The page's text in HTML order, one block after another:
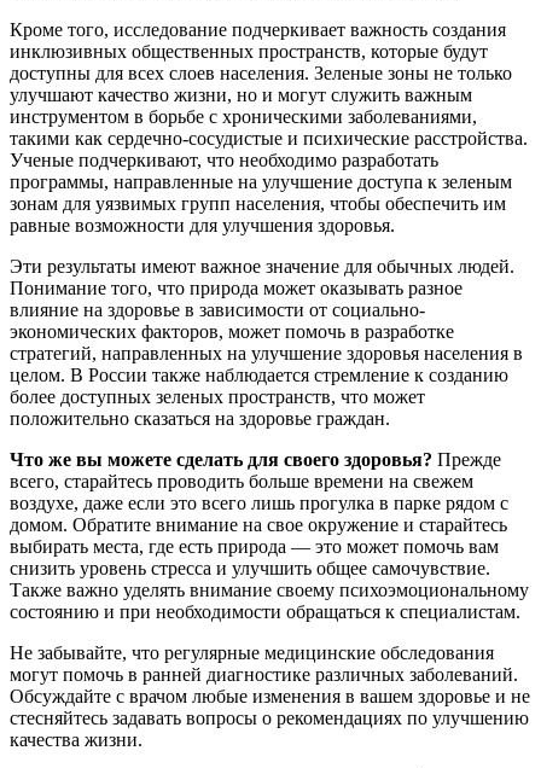
Кроме того, исследование подчеркивает важность создания
инклюзивных общественных пространств, которые будут
доступны для всех слоев населения. Зеленые зоны не только
улучшают качество жизни, но и могут служить важным
инструментом в борьбе с хроническими заболеваниями,
такими как сердечно-сосудистые и психические расстройства.
Ученые подчеркивают, что необходимо разработать
программы, направленные на улучшение доступа к зеленым
зонам для уязвимых групп населения, чтобы обеспечить им
равные возможности для улучшения здоровья.
Эти результаты имеют важное значение для обычных людей.
Понимание того, что природа может оказывать разное
влияние на здоровье в зависимости от социально-
экономических факторов, может помочь в разработке
стратегий, направленных на улучшение здоровья населения в
целом. В России также наблюдается стремление к созданию
более доступных зеленых пространств, что может
положительно сказаться на здоровье граждан.
Что же вы можете сделать для своего здоровья? Прежде
всего, старайтесь проводить больше времени на свежем
воздухе, даже если это всего лишь прогулка в парке рядом с
домом. Обратите внимание на свое окружение и старайтесь
выбирать места, где есть природа — это может помочь вам
снизить уровень стресса и улучшить общее самочувствие.
Также важно уделять внимание своему психоэмоциональному
состоянию и при необходимости обращаться к специалистам.
Не забывайте, что регулярные медицинские обследования
могут помочь в ранней диагностике различных заболеваний.
Обсуждайте с врачом любые изменения в вашем здоровье и не
стесняйтесь задавать вопросы о рекомендациях по улучшению
качества жизни.